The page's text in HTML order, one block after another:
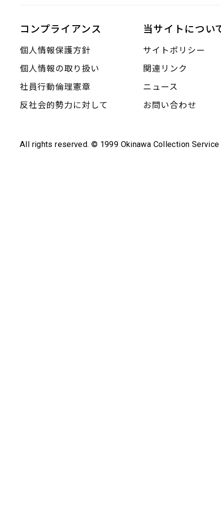
コンプライアンス
個人情報保護方針
個人情報の取り扱い
社員行動倫理憲章
反社会的勢力に対して
当サイトについ
サイトポリシー
関連リンク
ニュース
お問い合わせ
All rights reserved. © 1999 Okinawa Collection Service